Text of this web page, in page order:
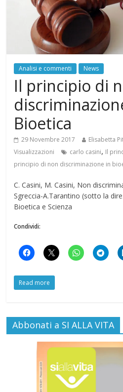
Analisi e commenti News
Il principio di
Bioetica
29 Novembre 2017 Elisabetta
Visualizzazioni
carlo casini, Il
principio di non discriminazione in
C. Casini, M. Casini, Non
Sgreccia-A.Tarantino (sotto la
Bioetica e Scienza
Condividi:
Read more
Abbonati a SI ALLA VITA